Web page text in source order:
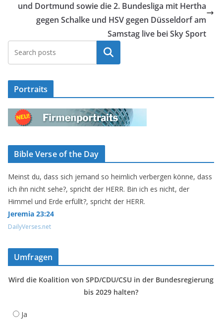
und Dortmund sowie die 2. Bundesliga mit Hertha
gegen Schalke und HSV gegen Düsseldorf am
Samstag live bei Sky Sport
Suchen
Portraits
Bible Verse of the Day
Meinst du, dass sich jemand so heimlich verbergen könne, dass
ich ihn nicht sehe?, spricht der HERR. Bin ich es nicht, der
Himmel und Erde erfüllt?, spricht der HERR.
Jeremia 23:24
DailyVerses.net
Umfragen
Wird die Koalition von SPD/CDU/CSU in der Bundesregierung
bis 2029 halten?
Ja